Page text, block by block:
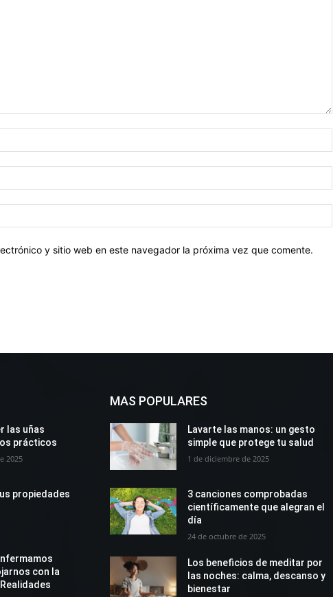
y sitio web en este navegador la próxima vez que comente.
las uñas
prácticos
2025
propiedades
con la
MAS POPULARES
Lavarte las manos: un gesto
simple que protege tu salud
1 de diciembre de 2025
3 canciones comprobadas
científicamente que alegran el
día
24 de octubre de 2025
Los beneficios de meditar por
las noches: calma, descanso y
bienestar